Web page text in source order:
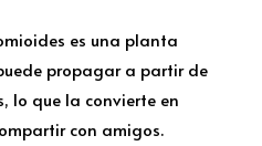
es una planta
propagar a partir de
lo que la convierte en
con amigos.